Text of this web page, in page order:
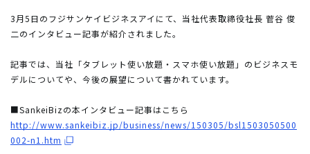
3月5日のフジサンケイビジネスアイにて、当社代表取締役社長 菅谷 俊
二のインタビュー記事が紹介されました。
記事では、当社「タブレット使い放題・スマホ使い放題」のビジネスモ
デルについてや、今後の展望について書かれています。
■SankeiBizの本インタビュー記事はこちら
http://www.sankeibiz.jp/business/news/150305/bsl1503050500
002-n1.htm